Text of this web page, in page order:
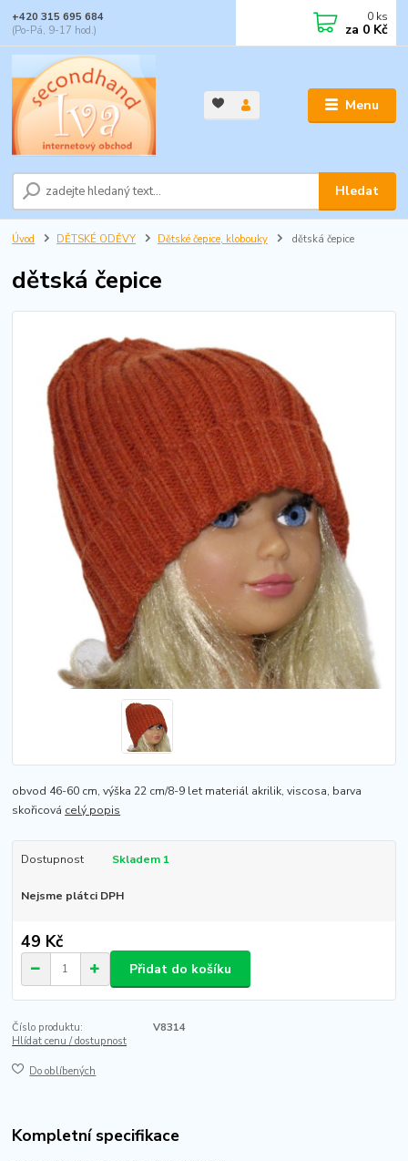
Menu
Hledat
+420 315 695 684
(Po-Pá, 9-17 hod.)
0 ks
za 0 Kč
Úvod DĚTSKÉ ODĚVY Dětské čepice, klobouky dětská čepice
dětská čepice
obvod 46-60 cm, výška 22 cm/8-9 let materiál akrilik, viscosa, barva
skořicová celý popis
Dostupnost Skladem 1
Nejsme plátci DPH
49 Kč
Přidat do košíku
Číslo produktu:
V8314
Hlídat cenu / dostupnost
Do oblíbených
Kompletní specifikace